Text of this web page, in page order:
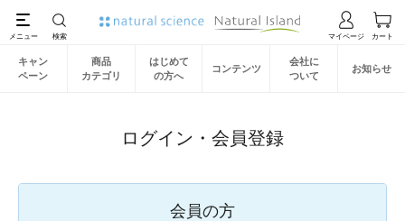
キャン
ペーン
商品
カテゴリ
はじめて
の方へ
コンテンツ
会社に
ついて
お知らせ
ログイン・会員登録
会員の方